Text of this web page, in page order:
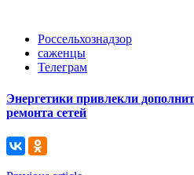
Россельхознадзор
саженцы
Телеграм
Энергетики привлекли
ремонта сетей